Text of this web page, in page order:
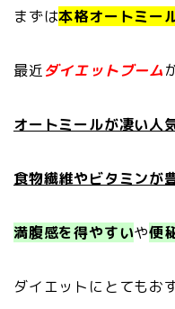
まずは本格オートミー
最近ダイエットブーム
オートミールが凄い人
食物繊維やビタミンが
満腹感を得やすいや便
ダイエットにとてもお